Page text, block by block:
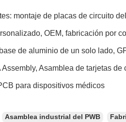
montaje de placas de circuito
OEM, fabricación por
de aluminio de un solo lado,
Assembly, Asamblea de tarjetas
para dispositivos médicos
Asamblea industrial del PWB